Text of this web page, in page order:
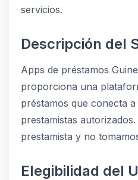
servicios.
Descripción del
Apps de préstamos
proporciona una
préstamos que conecta
prestamistas
prestamista y no
Elegibilidad del